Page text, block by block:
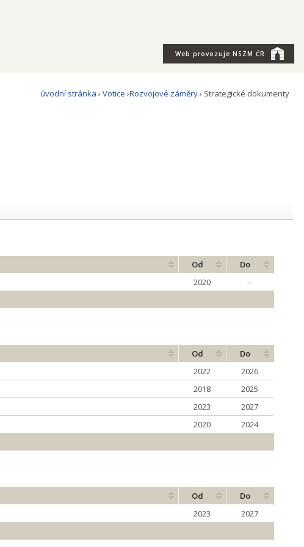
Web provozuje NSZM ČR
úvodní stránka › Votice ›Rozvojové záměry› Strategické dokumenty
Od
Do
2020
--
Od
Do
2022
2026
2018
2025
2023
2027
2020
2024
Od
Do
2023
2027